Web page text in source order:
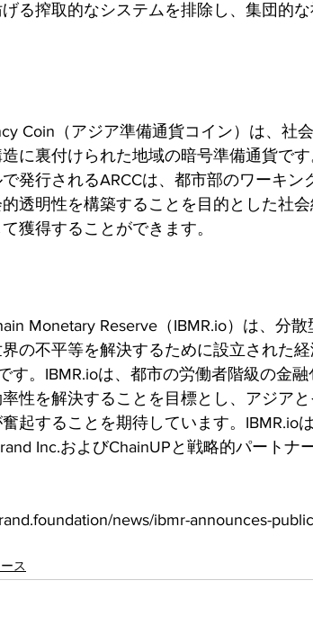
る搾取的なシステムを排除し、集団的
Coin（アジア準備通貨コイン）は、社
に裏付けられた地域の暗号準備通貨で
発行されるARCCは、都市部のワーキ
透明性を構築することを目的とした社
獲得することができます。
Monetary Reserve（IBMR.io）は、分
の不平等を解決するために設立された
す。IBMR.ioは、都市の労働者階級の金
性を解決することを目標とし、アジア
起することを期待しています。IBMR.ioは
Inc.およびChainUPと戦略的パートナ
news/ibmr-announces-
ス